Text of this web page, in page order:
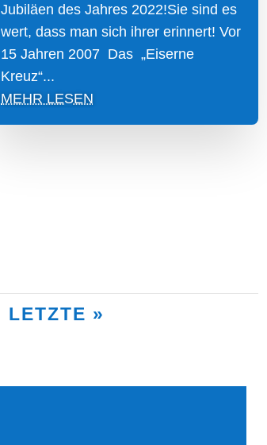
Jubiläen des Jahres 2022!Sie sind es
wert, dass man sich ihrer erinnert! Vor
15 Jahren 2007 Das „Eiserne
Kreuz“...
MEHR LESEN
LETZTE »